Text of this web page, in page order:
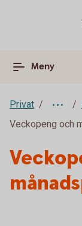
Meny
Privat
Veckopeng och